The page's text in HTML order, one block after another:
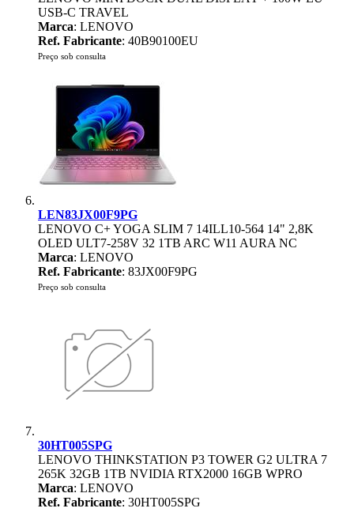
USB-C TRAVEL
Marca: LENOVO
Ref. Fabricante: 40B90100EU
Preço sob consulta
LEN83JX00F9PG
LENOVO C+ YOGA SLIM 7 14ILL10-564 14" 2,8K
OLED ULT7-258V 32 1TB ARC W11 AURA NC
Marca: LENOVO
Ref. Fabricante: 83JX00F9PG
Preço sob consulta
30HT005SPG
LENOVO THINKSTATION P3 TOWER G2 ULTRA 7
265K 32GB 1TB NVIDIA RTX2000 16GB WPRO
Marca: LENOVO
Ref. Fabricante: 30HT005SPG